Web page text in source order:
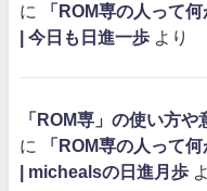
に
「ROM専の人って
| 今日も日進一歩 より
「ROM専」の使い方
に
「ROM専の人って
| michealsの日進月歩